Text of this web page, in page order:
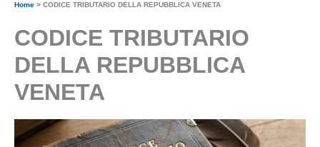
Home CODICE TRIBUTARIO DELLA REPUBBLICA VENETA
CODICE TRIBUTARIO
DELLA REPUBBLICA
VENETA